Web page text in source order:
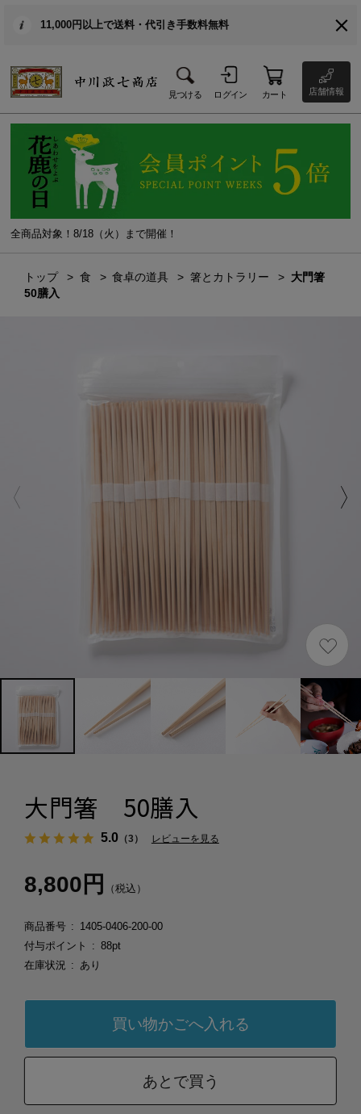
11,000円以上で送料・代引き手数料無料
見つける ログイン カート 店舗情報
全商品対象！8/18（火）まで開催！
トップ 食 食卓の道具 箸とカトラリー
大門箸
50膳入
大門箸 50膳入
5.0（3） レビューを見る
8,800円 （税込）
商品番号
1405-0406-200-00
付与ポイント
88pt
在庫状況
あり
あとで買う